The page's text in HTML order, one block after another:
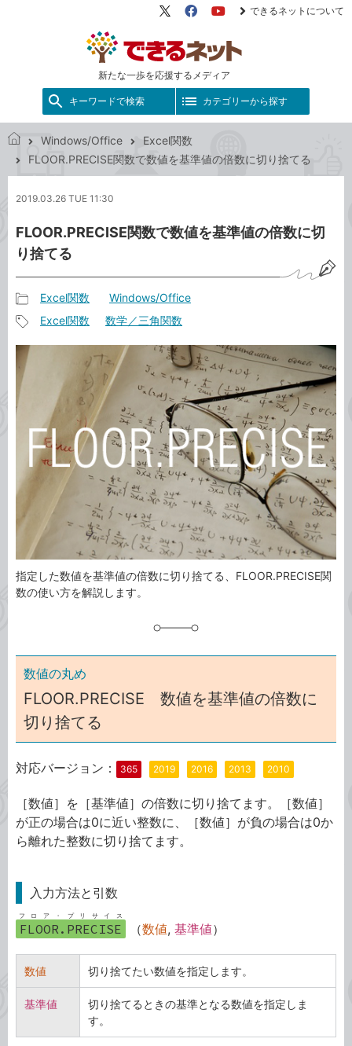
新たな一歩を応援するメディア
X（旧
FacebookYouTube
できるネットについて
キーワードで検索 カテゴリーから探す
で
ネ
ト
Windows/Office
Excel関数
FLOOR.PRECISE関数で数値を基準値の倍数に切り捨てる
2019.03.26 TUE 11:30
FLOOR.PRECISE関数で数値を基準値の倍数に切
り捨てる
事
カ
Excel関数 Windows/Office
事
Excel関数 数学／三角関数
指定した数値を基準値の倍数に切り捨てる、FLOOR.PRECISE関
数の使い方を解説します。
数値の丸め
FLOOR.PRECISE 数値を基準値の倍数に
切り捨てる
対応バージョン： 365 2019 2016 2013 2010
［数値］を［基準値］の倍数に切り捨てます。［数値］
が正の場合は0に近い整数に、［数値］が負の場合は0か
ら離れた整数に切り捨てます。
入力方法と引数
FLOOR.PRECISE
フロア・プリサイス
（数値, 基準値）
数値 切り捨てたい数値を指定します。
基準値
切り捨てるときの基準となる数値を指定しま
す。